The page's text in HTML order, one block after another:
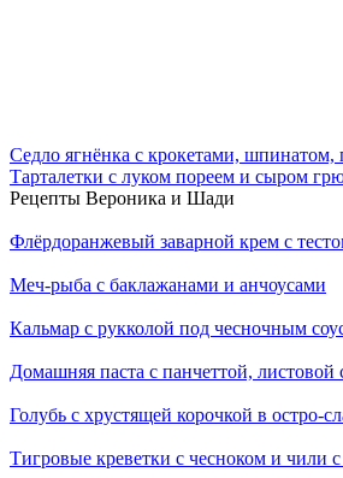
Седло ягнёнка с крокетами,
Тарталетки с луком пореем и сыром
Рецепты Вероника и Шади
Флёрдоранжевый заварной крем с
Меч-рыба с баклажанами и анчоусами
Кальмар с рукколой под чесночным
Домашняя паста с панчеттой,
Голубь с хрустящей корочкой в остро-
Тигровые креветки с чесноком и чили